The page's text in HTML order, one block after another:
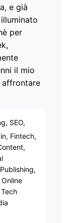
e già
per
il mio
affrontare
SEO,
Fintech,